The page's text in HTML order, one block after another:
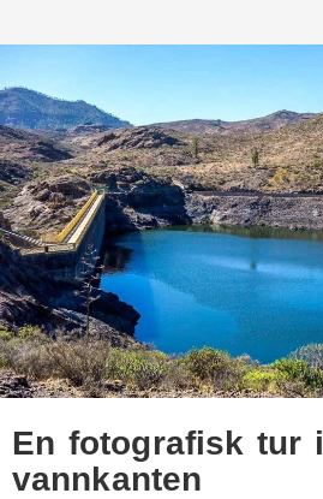
En fotografisk tur i
vannkanten